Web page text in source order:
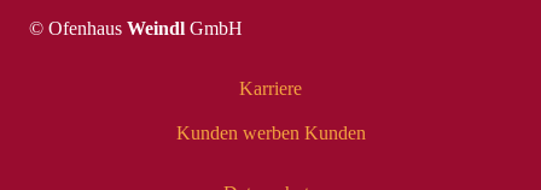
© Ofenhaus Weindl GmbH
Karriere
Kunden werben Kunden